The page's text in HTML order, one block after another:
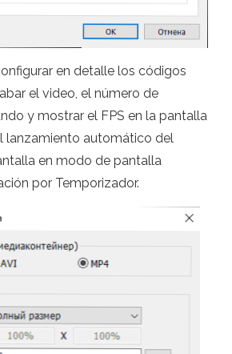
en detalle los códigos
el video, el número de
y mostrar el FPS en la pantalla
lanzamiento automático del
en modo de pantalla
por Temporizador.